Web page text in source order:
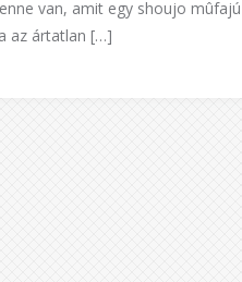
van, amit egy shoujo mûfajú
az ártatlan […]